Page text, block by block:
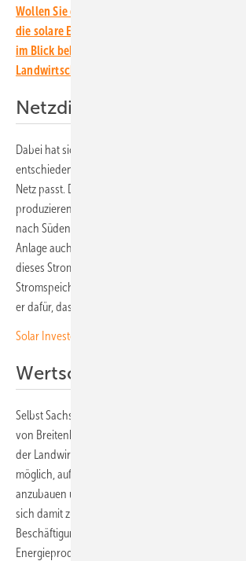
Wollen Sie die neuesten Entwicklungen rund
die solare Energiewende in den
im Blick behalten? Dann abonnieren Sie
Landwirtschafts-Newsletter.
Netzdienlicher Betrieb
Dabei hat sich Hans Joachim Mautschke für die
entschieden, weil die Stromerzeugung besser zu
Netz passt. Denn da die Module vertikal
produzieren sie besser verteilt über den ganzen
nach Süden ausgerichtete Festaufständerungen.
Anlage auch morgens und abends länger Strom.
dieses Stromerzeugungskonzept durch einen
Stromspeicher. Mit 500 Kilowatt ist er zwar nicht
er dafür, dass der Sonnenstrom netzdienlich
Solar Investor‘s Guide #8: Agri-PV für Landwirte
Wertschöpfung im
Selbst Sachsens Umwelt- und
von Breitenbuch (CDU) sieht die Anlage als
der Landwirtschaft im Freistaat. „Mit Agri-
möglich, auf ein- und derselben Fläche regionale
anzubauen und Solarenergie zu gewinnen. Für
sich damit zusätzliche Einkommens- und
Beschäftigungsmöglichkeiten, da die Betriebe so
Energieproduktion einsteigen können“, betont er